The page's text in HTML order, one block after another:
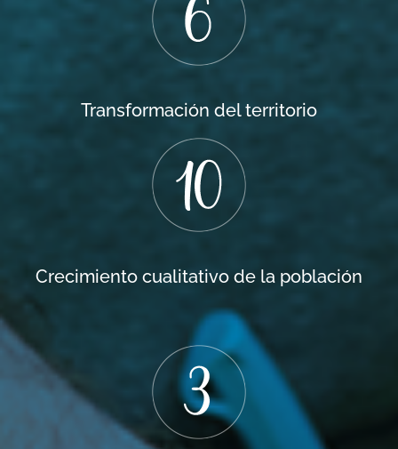
Transformación del territorio
Crecimiento cualitativo de la población